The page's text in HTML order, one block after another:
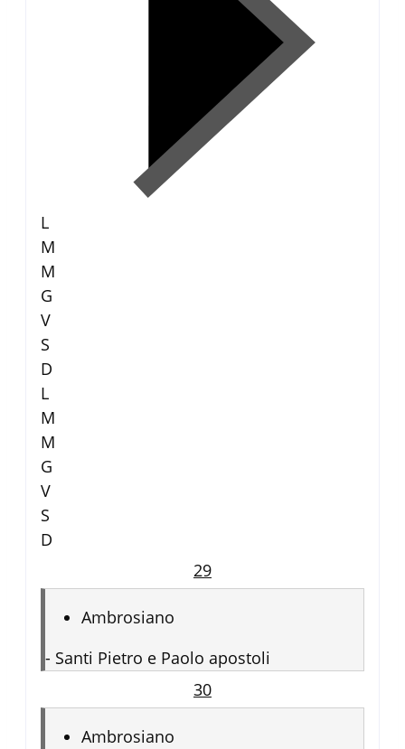
L
M
M
G
V
S
D
L
M
M
G
V
S
D
29
Ambrosiano
- Santi Pietro e Paolo apostoli
30
Ambrosiano